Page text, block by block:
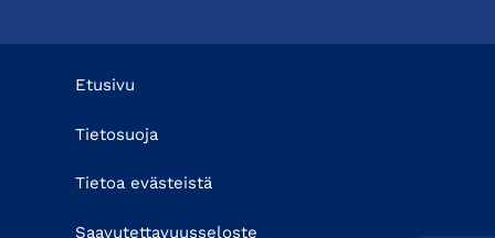
Etusivu
Tietosuoja
Tietoa evästeistä
Saavutettavuusseloste